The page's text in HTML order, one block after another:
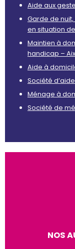
Aide aux
Garde de
en situation
Maintien à
handicap –
Aide à
Société
Ménage à
Société de
NOS